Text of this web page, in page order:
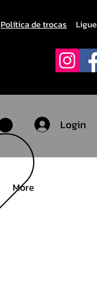
Política de trocas Ligue
Login
More